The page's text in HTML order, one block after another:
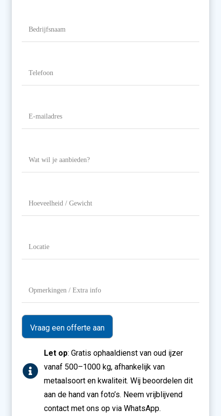
Extra
info
Let op: Gratis ophaaldienst van oud ijzer
vanaf 500–1000 kg, afhankelijk van
metaalsoort en kwaliteit. Wij beoordelen dit
aan de hand van foto’s. Neem vrijblijvend
contact met ons op via WhatsApp.